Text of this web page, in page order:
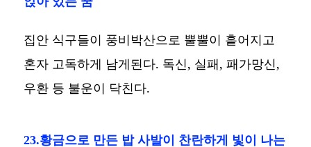
집안 식구들이 풍비박산으로 뿔뿔이 흩어지고
혼자 고독하게 남게된다. 독신, 실패, 패가망신,
우환 등 불운이 닥친다.
23.황금으로 만든 밥 사발이 찬란하게 빛이 나는